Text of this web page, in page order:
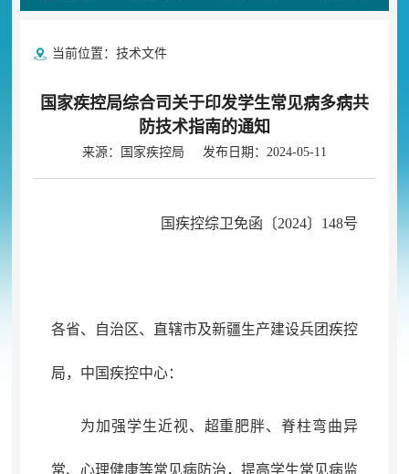
当前位置： 技术文件
国家疾控局综合司关于印发学生常见病多病共
防技术指南的通知
来源：国家疾控局 发布日期：2024-05-11
国疾控综卫免函〔2024〕148号
各省、自治区、直辖市及新疆生产建设兵团疾控
局， 中国疾控中心：
为加强学生近视、 超重肥胖、脊柱弯曲异
常、 心理健康等常见病防治，提高学生常见病监